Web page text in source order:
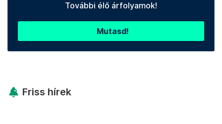
További élő árfolyamok!
Mutasd!
Friss hírek